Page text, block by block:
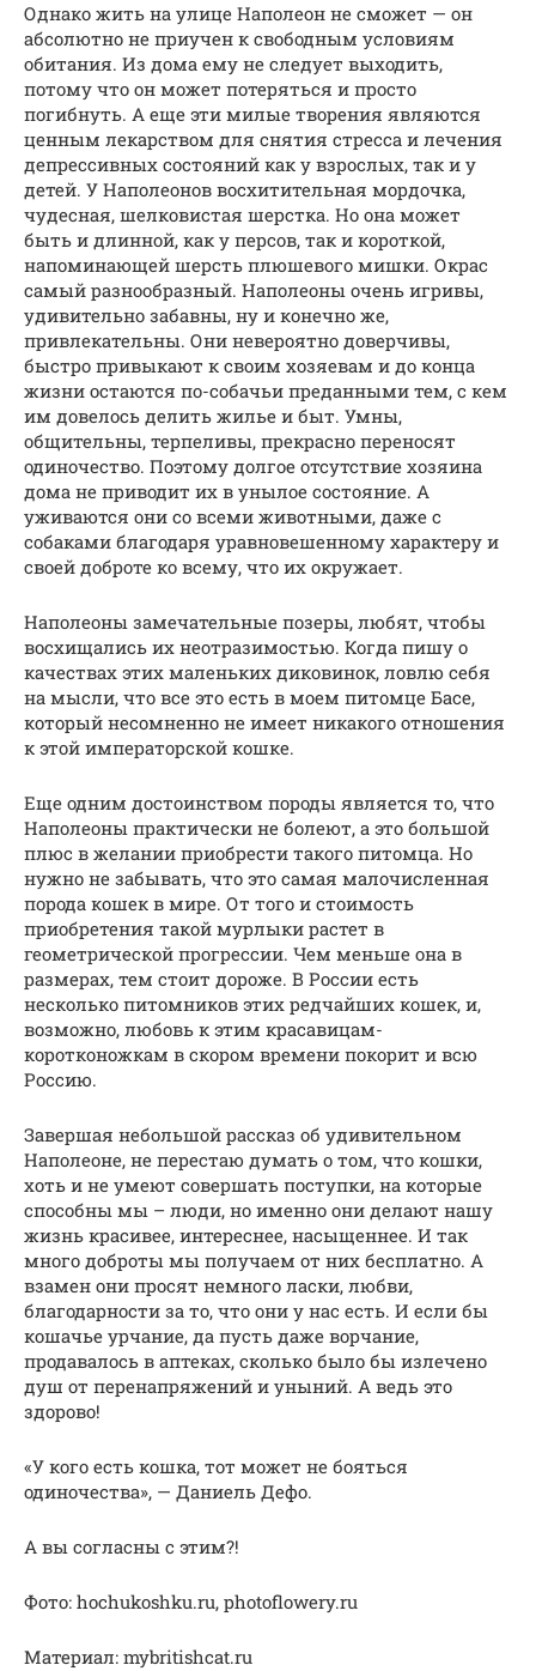
Однако жить на улице Наполеон не сможет — он
абсолютно не приучен к свободным условиям
обитания. Из дома ему не следует выходить,
потому что он может потеряться и просто
погибнуть. А еще эти милые творения являются
ценным лекарством для снятия стресса и лечения
депрессивных состояний как у взрослых, так и у
детей. У Наполеонов восхитительная мордочка,
чудесная, шелковистая шерстка. Но она может
быть и длинной, как у персов, так и короткой,
напоминающей шерсть плюшевого мишки. Окрас
самый разнообразный. Наполеоны очень игривы,
удивительно забавны, ну и конечно же,
привлекательны. Они невероятно доверчивы,
быстро привыкают к своим хозяевам и до конца
жизни остаются по-собачьи преданными тем, с кем
им довелось делить жилье и быт. Умны,
общительны, терпеливы, прекрасно переносят
одиночество. Поэтому долгое отсутствие хозяина
дома не приводит их в унылое состояние. А
уживаются они со всеми животными, даже с
собаками благодаря уравновешенному характеру и
своей доброте ко всему, что их окружает.
Наполеоны замечательные позеры, любят, чтобы
восхищались их неотразимостью. Когда пишу о
качествах этих маленьких диковинок, ловлю себя
на мысли, что все это есть в моем питомце Басе,
который несомненно не имеет никакого отношения
к этой императорской кошке.
Еще одним достоинством породы является то, что
Наполеоны практически не болеют, а это большой
плюс в желании приобрести такого питомца. Но
нужно не забывать, что это самая малочисленная
порода кошек в мире. От того и стоимость
приобретения такой мурлыки растет в
геометрической прогрессии. Чем меньше она в
размерах, тем стоит дороже. В России есть
несколько питомников этих редчайших кошек, и,
возможно, любовь к этим красавицам-
коротконожкам в скором времени покорит и всю
Россию.
Завершая небольшой рассказ об удивительном
Наполеоне, не перестаю думать о том, что кошки,
хоть и не умеют совершать поступки, на которые
способны мы – люди, но именно они делают нашу
жизнь красивее, интереснее, насыщеннее. И так
много доброты мы получаем от них бесплатно. А
взамен они просят немного ласки, любви,
благодарности за то, что они у нас есть. И если бы
кошачье урчание, да пусть даже ворчание,
продавалось в аптеках, сколько было бы излечено
душ от перенапряжений и уныний. А ведь это
здорово!
«У кого есть кошка, тот может не бояться
одиночества», — Даниель Дефо.
А вы согласны с этим?!
Фото: hochukoshku.ru, photoflowery.ru
Материал: mybritishcat.ru